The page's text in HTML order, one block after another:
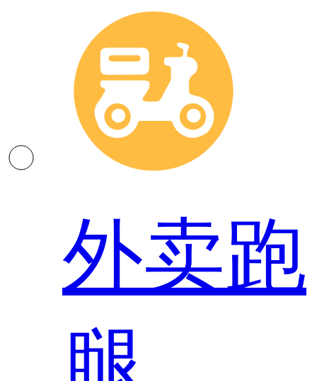
外卖跑